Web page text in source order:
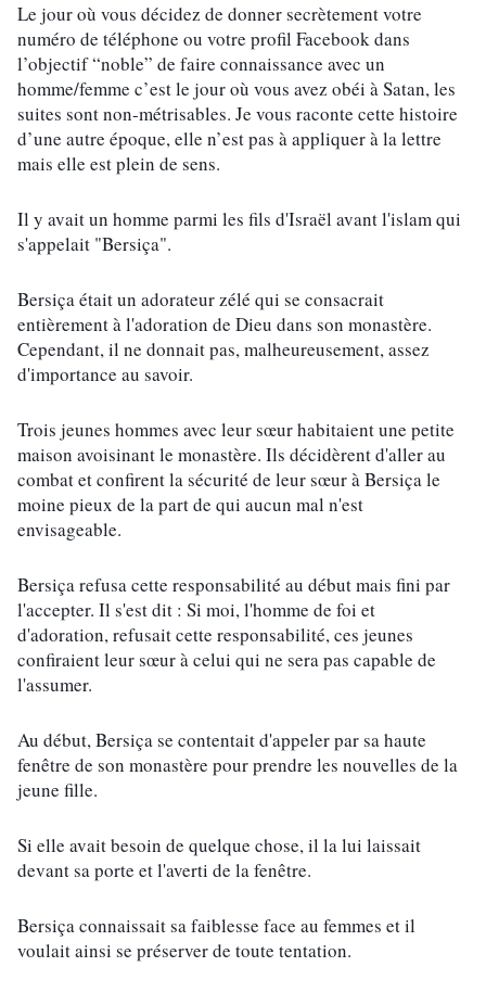
Le jour où vous décidez de donner secrètement votre
numéro de téléphone ou votre profil Facebook dans
l’objectif “noble” de faire connaissance avec un
homme/femme c’est le jour où vous avez obéi à Satan, les
suites sont non-métrisables. Je vous raconte cette histoire
d’une autre époque, elle n’est pas à appliquer à la lettre
mais elle est plein de sens.
Il y avait un homme parmi les fils d'Israël avant l'islam qui
s'appelait "Bersiça".
Bersiça était un adorateur zélé qui se consacrait
entièrement à l'adoration de Dieu dans son monastère.
Cependant, il ne donnait pas, malheureusement, assez
d'importance au savoir.
Trois jeunes hommes avec leur sœur habitaient une petite
maison avoisinant le monastère. Ils décidèrent d'aller au
combat et confirent la sécurité de leur sœur à Bersiça le
moine pieux de la part de qui aucun mal n'est
envisageable.
Bersiça refusa cette responsabilité au début mais fini par
l'accepter. Il s'est dit : Si moi, l'homme de foi et
d'adoration, refusait cette responsabilité, ces jeunes
confiraient leur sœur à celui qui ne sera pas capable de
l'assumer.
Au début, Bersiça se contentait d'appeler par sa haute
fenêtre de son monastère pour prendre les nouvelles de la
jeune fille.
Si elle avait besoin de quelque chose, il la lui laissait
devant sa porte et l'averti de la fenêtre.
Bersiça connaissait sa faiblesse face au femmes et il
voulait ainsi se préserver de toute tentation.